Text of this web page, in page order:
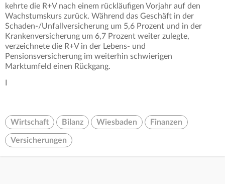
kehrte die R+V nach einem rückläufigen Vorjahr auf den
Wachstumskurs zurück. Während das Geschäft in der
Schaden-/Unfallversicherung um 5,6 Prozent und in der
Krankenversicherung um 6,7 Prozent weiter zulegte,
verzeichnete die R+V in der Lebens- und
Pensionsversicherung im weiterhin schwierigen
Marktumfeld einen Rückgang.
Wirtschaft Bilanz Wiesbaden Finanzen
Versicherungen